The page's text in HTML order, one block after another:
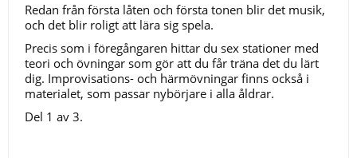
Redan från första låten och första tonen blir det musik,
och det blir roligt att lära sig spela.
Precis som i föregångaren hittar du sex stationer med
teori och övningar som gör att du får träna det du lärt
dig. Improvisations- och härmövningar finns också i
materialet, som passar nybörjare i alla åldrar.
Del 1 av 3.